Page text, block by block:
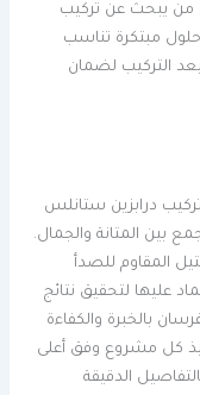
من يبحث عن تركيب
حلول مبتكرة تناسب
بعد التركيب لضمان
درابزين ستانلس
بين المتانة والجمال.
المقاوم للصدأ
عليها لتحقيق نتائج
بالخبرة والكفاءة
كل مشروع وفق أعلى
الدقيقة